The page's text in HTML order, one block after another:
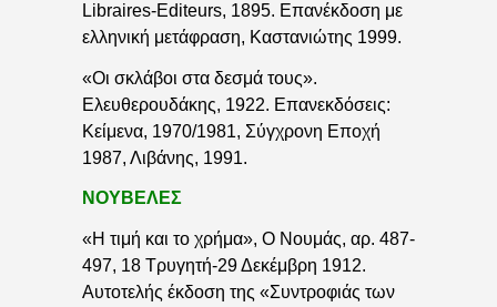
Libraires-Editeurs, 1895. Επανέκδοση με
ελληνική μετάφραση, Καστανιώτης 1999.
«Οι σκλάβοι στα δεσμά τους».
Ελευθερουδάκης, 1922. Επανεκδόσεις:
Κείμενα, 1970/1981, Σύγχρονη Εποχή
1987, Λιβάνης, 1991.
ΝΟΥΒΕΛΕΣ
«Η τιμή και το χρήμα», Ο Νουμάς, αρ. 487-
497, 18 Τρυγητή-29 Δεκέμβρη 1912.
Αυτοτελής έκδοση της «Συντροφιάς των